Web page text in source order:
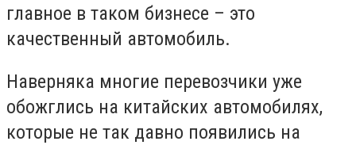
главное в таком бизнесе – это
качественный автомобиль.
Наверняка многие перевозчики уже
обожглись на китайских автомобилях,
которые не так давно появились на